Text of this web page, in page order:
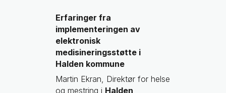
Erfaringer fra
implementeringen av
elektronisk
medisineringsstøtte i
Halden kommune
Martin Ekran, Direktør for helse
og mestring i Halden